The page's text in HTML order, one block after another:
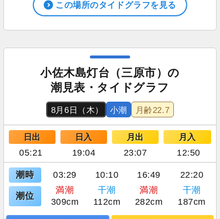
この場所のタイドグラフを見る
小佐木島灯台（三原市）の
潮見表・タイドグラフ
8月6日（木） 小潮 月齢22.7
日出 日入 月出 月入
05:21 19:04 23:07 12:50
潮時 03:29 10:10 16:49 22:20
潮位
満潮 干潮 満潮
干潮
309cm
112cm 282cm 187cm